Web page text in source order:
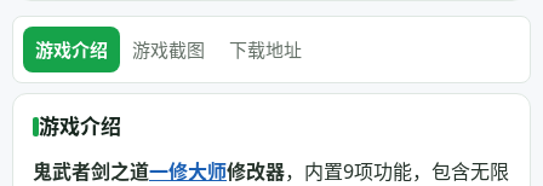
游戏介绍 游戏截图 下载地址
游戏介绍
鬼武者剑之道一修大师修改器，内置9项功能，包含无限